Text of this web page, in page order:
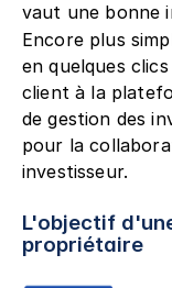
vaut une bonne
Encore plus
en quelques
client à la
de gestion des
pour la
investisseur.
L'objectif
propriétaire